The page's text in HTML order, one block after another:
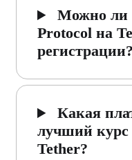
Можно ли
Protocol на
регистрации?
Какая
лучший
Tether?